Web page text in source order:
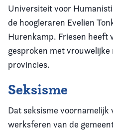
Universiteit voor
de hoogleraren Evelien
Hurenkamp. Friesen heeft
gesproken met
provincies.
Seksisme
Dat seksisme voornamelijk
werksferen van de